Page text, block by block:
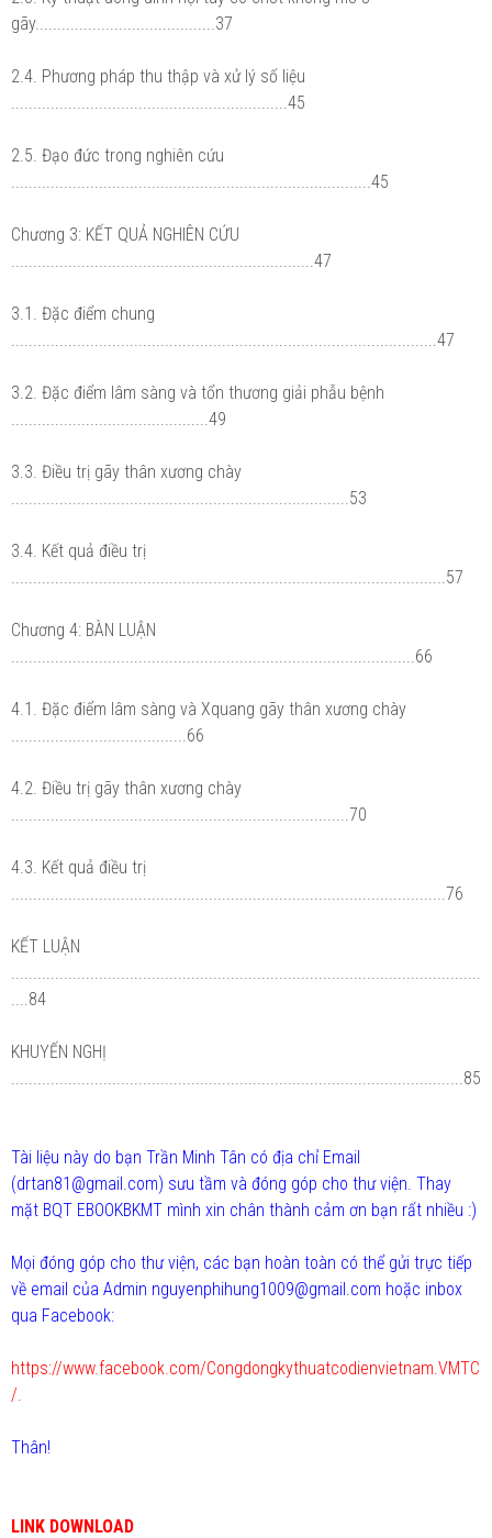
gãy.........................................37
2.4. Phương pháp thu thập và xử lý số liệu
...............................................................45
2.5. Đạo đức trong nghiên cứu
..................................................................................45
Chương 3: KẾT QUẢ NGHIÊN CỨU
.....................................................................47
3.1. Đặc điểm chung
.................................................................................................47
3.2. Đặc điểm lâm sàng và tổn thương giải phẫu bệnh
.............................................49
3.3. Điều trị gãy thân xương chày
.............................................................................53
3.4. Kết quả điều trị
...................................................................................................57
Chương 4: BÀN LUẬN
............................................................................................66
4.1. Đặc điểm lâm sàng và Xquang gãy thân xương chày
........................................66
4.2. Điều trị gãy thân xương chày
.............................................................................70
4.3. Kết quả điều trị
...................................................................................................76
KẾT LUẬN
....84
KHUYẾN NGHỊ
.......................................................................................................85
Tài liệu này do bạn Trần Minh Tân có địa chỉ Email
(drtan81@gmail.com) sưu tầm và đóng góp cho thư viện. Thay
mặt BQT EBOOKBKMT mình xin chân thành cảm ơn bạn rất nhiều :)
Mọi đóng góp cho thư viện, các bạn hoàn toàn có thể gửi trực tiếp
về email của Admin nguyenphihung1009@gmail.com hoặc inbox
qua Facebook:
https://www.facebook.com/Congdongkythuatcodienvietnam.VMTC
/.
Thân!
LINK DOWNLOAD